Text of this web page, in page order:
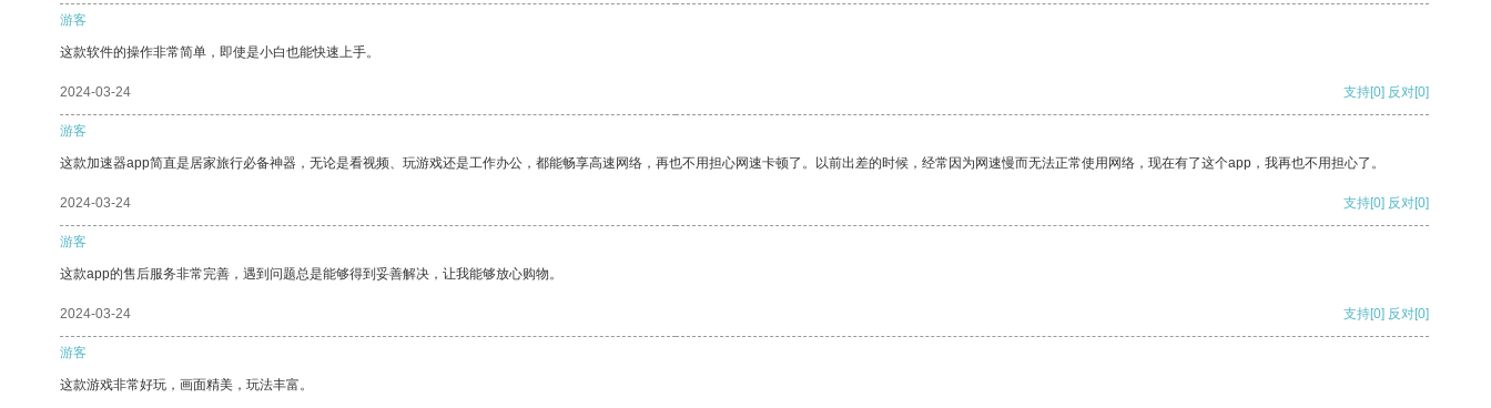
游客
这款软件的操作非常简单，即使是小白也能快速上手。
2024-03-24 支持[0] 反对[0]
游客
这款加速器app简直是居家旅行必备神器，无论是看视频、玩游戏还是工作办公，都能畅享高速网络，再也不用担心网速卡顿了。以前出差的时候，经常因为网速慢而无法正常使用网络，现在有了这个app，我再也不用担心了。
2024-03-24 支持[0] 反对[0]
游客
这款app的售后服务非常完善，遇到问题总是能够得到妥善解决，让我能够放心购物。
2024-03-24 支持[0] 反对[0]
游客
这款游戏非常好玩，画面精美，玩法丰富。